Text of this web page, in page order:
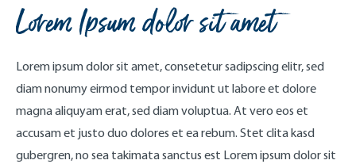
Lorem Ipsum dolor sit amet
Lorem ipsum dolor sit amet, consetetur sadipscing elitr, sed
diam nonumy eirmod tempor invidunt ut labore et dolore
magna aliquyam erat, sed diam voluptua. At vero eos et
accusam et justo duo dolores et ea rebum. Stet clita kasd
gubergren, no sea takimata sanctus est Lorem ipsum dolor sit